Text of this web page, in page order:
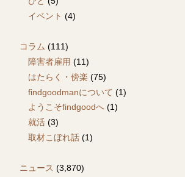
イベント (4)
コラム (111)
障害者雇用 (11)
はたらく・傍楽 (75)
findgoodmanについて (1)
ようこそfindgoodへ (1)
就活 (3)
取材こぼれ話 (1)
ニュース (3,870)